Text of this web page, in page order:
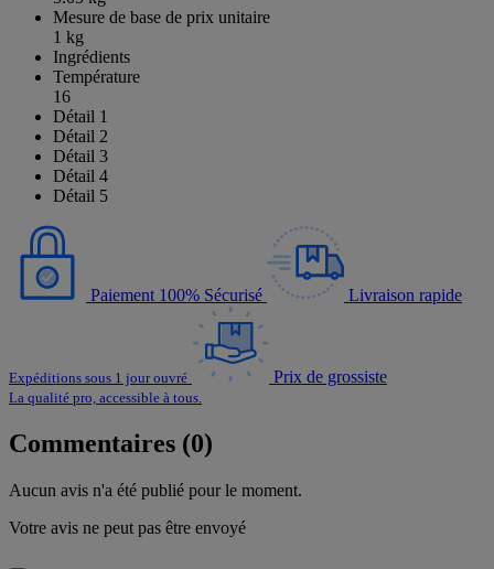
Mesure de base de prix unitaire
1 kg
Ingrédients
Température
16
Détail 1
Détail 2
Détail 3
Détail 4
Détail 5
Paiement 100% Sécurisé Livraison rapide
Expéditions sous 1 jour ouvré Prix de grossiste
La qualité pro, accessible à tous.
Commentaires (0)
Aucun avis n'a été publié pour le moment.
Votre avis ne peut pas être envoyé